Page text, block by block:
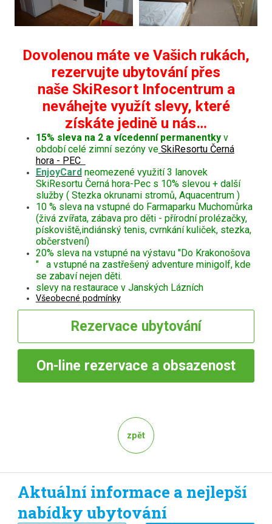
Dovolenou máte ve Vašich rukách,
rezervujte ubytování přes
naše SkiResort Infocentrum a
neváhejte využít slevy, které
získáte jedině u nás…
15% sleva na 2 a vícedenní permanentkyv
období celé zimní sezóny veSkiResortu Černá
hora - PEC
EnjoyCard neomezené využití 3 lanovek
SkiResortu Černá hora-Pec s 10% slevou + další
služby ( Stezka okrunami stromů, Aquacentrum )
10 % sleva na vstupné do Farmaparku Muchomůrka
(živá zvířata, zábava pro děti - přírodní prolézačky,
pískoviště,indiánský tenis, cvrnkání kuliček, stezka,
občerstvení)
20% sleva na vstupné na výstavu "Do Krakonošova
" a vstupné na zastřešený adventure minigolf, kde
se zabaví nejen děti.
slevy na restaurace v Janských Lázních
Všeobecné podmínky
Rezervace ubytování
On-line rezervace a obsazenost
zpět
Aktuální informace a nejlepší
nabídky ubytování